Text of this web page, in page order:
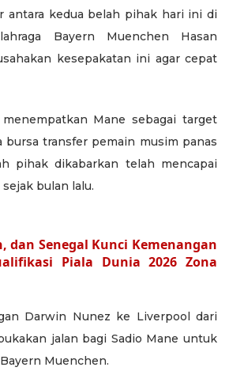
antara kedua belah pihak hari ini di
Bayern Muenchen Hasan
kesepakatan ini agar cepat
Mane sebagai target
bursa transfer pemain musim panas
pihak dikabarkan telah mencapai
bulan lalu.
dan Senegal Kunci Kemenangan
Piala Dunia 2026 Zona
Darwin Nunez ke Liverpool dari
jalan bagi Sadio Mane untuk
Muenchen.